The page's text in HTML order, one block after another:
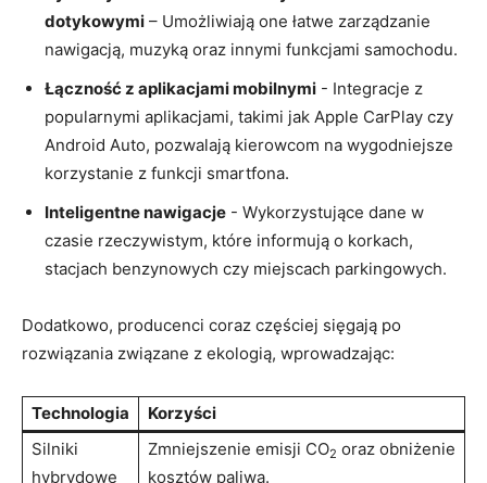
dotykowymi – Umożliwiają one łatwe zarządzanie
nawigacją,⁢ muzyką oraz innymi funkcjami samochodu.
Łączność z aplikacjami ​mobilnymi -​ Integracje z
popularnymi aplikacjami, takimi jak Apple CarPlay czy ​
Android Auto, pozwalają kierowcom na wygodniejsze⁤
korzystanie z funkcji⁤ smartfona.
Inteligentne ⁣nawigacje ​- Wykorzystujące dane w
czasie‍ rzeczywistym, które informują⁣ o ‍korkach,
stacjach benzynowych czy miejscach parkingowych.
Dodatkowo, producenci ⁤coraz częściej sięgają po
rozwiązania związane z‍ ekologią, wprowadzając:
Technologia
Korzyści
Silniki
hybrydowe
Zmniejszenie emisji CO2 ​oraz obniżenie
kosztów​ paliwa.